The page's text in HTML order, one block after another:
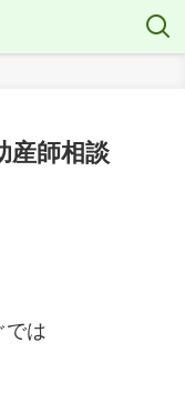
産師相談
では